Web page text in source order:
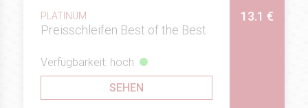
PLATINUM
Preisschleifen Best of the Best
13.1 €
Verfügbarkeit: hoch
SEHEN